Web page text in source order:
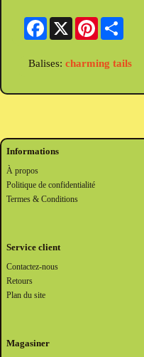
Facebook
X Pinterest
Balises: charming tails
Informations
À propos
Politique de confidentialité
Termes & Conditions
Service client
Contactez-nous
Retours
Plan du site
Magasiner